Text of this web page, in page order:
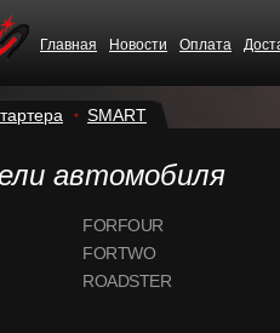
Главная Новости Оплата
SMART
автомобиля
FORFOUR
FORTWO
ROADSTER